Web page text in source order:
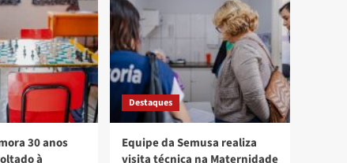
30 anos
à
Destaques
Equipe da Semusa realiza
visita técnica na Maternidade